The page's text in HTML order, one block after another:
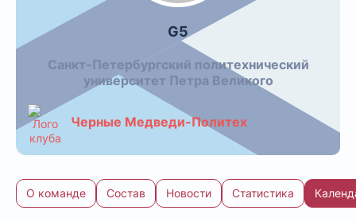
G5
Санкт-Петербургский политехнический
университет Петра Великого
Черные Медведи-Политех
О команде Состав Новости Статистика